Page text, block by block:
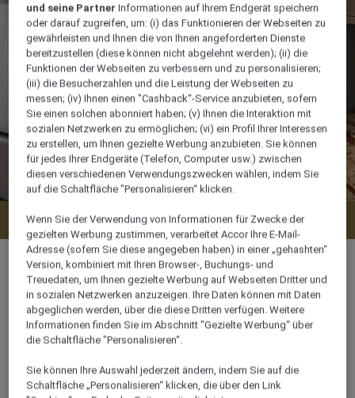
Verfügbarkeit anzeigen
154 m²
und seine Partner Informationen auf Ihrem Endgerät speichern
oder darauf zugreifen, um: (i) das Funktionieren der Webseiten zu
gewährleisten und Ihnen die von Ihnen angeforderten Dienste
bereitzustellen (diese können nicht abgelehnt werden); (ii) die
Funktionen der Webseiten zu verbessern und zu personalisieren;
(iii) die Besucherzahlen und die Leistung der Webseiten zu
messen; (iv) Ihnen einen "Cashback“-Service anzubieten, sofern
Sie einen solchen abonniert haben; (v) Ihnen die Interaktion mit
sozialen Netzwerken zu ermöglichen; (vi) ein Profil Ihrer Interessen
zu erstellen, um Ihnen gezielte Werbung anzubieten. Sie können
für jedes Ihrer Endgeräte (Telefon, Computer usw.) zwischen
diesen verschiedenen Verwendungszwecken wählen, indem Sie
auf die Schaltfläche "Personalisieren“ klicken.
Wenn Sie der Verwendung von Informationen für Zwecke der
gezielten Werbung zustimmen, verarbeitet Accor Ihre E-Mail-
Adresse (sofern Sie diese angegeben haben) in einer „gehashten“
Version, kombiniert mit Ihren Browser-, Buchungs- und
Treuedaten, um Ihnen gezielte Werbung auf Webseiten Dritter und
in sozialen Netzwerken anzuzeigen. Ihre Daten können mit Daten
abgeglichen werden, über die diese Dritten verfügen. Weitere
Informationen finden Sie im Abschnitt "Gezielte Werbung“ über
die Schaltfläche "Personalisieren“.
Sie können Ihre Auswahl jederzeit ändern, indem Sie auf die
Schaltfläche „Personalisieren“ klicken, die über den Link